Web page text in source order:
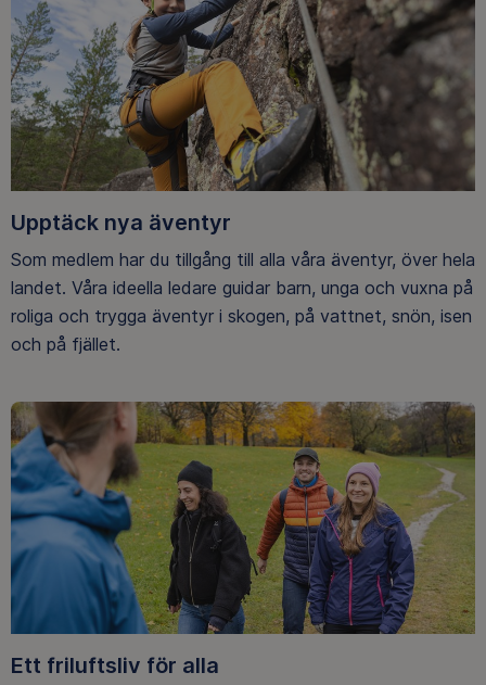
Upptäck nya äventyr
Som medlem har du tillgång till alla våra äventyr, över hela
landet. Våra ideella ledare guidar barn, unga och vuxna på
roliga och trygga äventyr i skogen, på vattnet, snön, isen
och på fjället.
Ett friluftsliv för alla